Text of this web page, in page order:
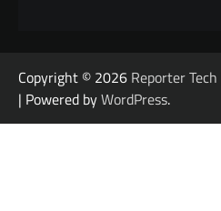
Copyright © 2026 Reporter Tech
| Powered byWordPress.